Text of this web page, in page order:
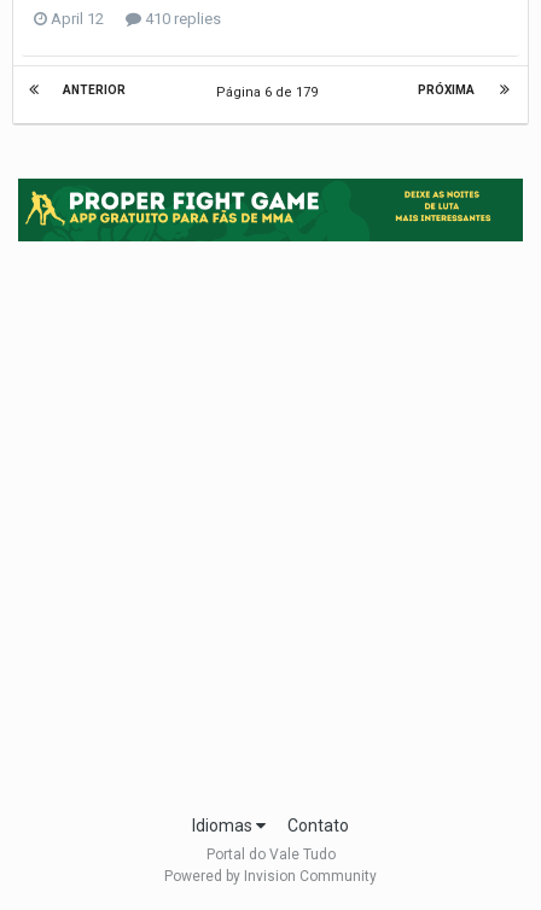
April 12 410 replies
ANTERIOR PRÓXIMA
Página 6 de 179
Idiomas Contato
Portal do Vale Tudo
Powered by Invision Community